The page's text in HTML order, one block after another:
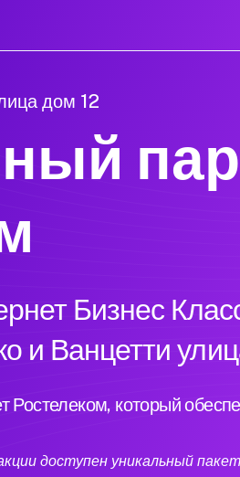
дом 12
Бизнес
и Ванцетти
который
доступен уникальный